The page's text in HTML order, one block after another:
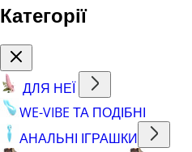
Категорії
ДЛЯ НЕЇ
WE-VIBE ТА ПОДІБНІ
АНАЛЬНІ ІГРАШКИ